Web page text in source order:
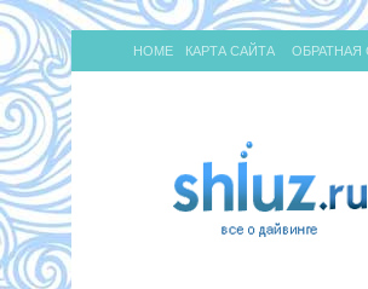
HOME КАРТА САЙТА ОБРАТНАЯ